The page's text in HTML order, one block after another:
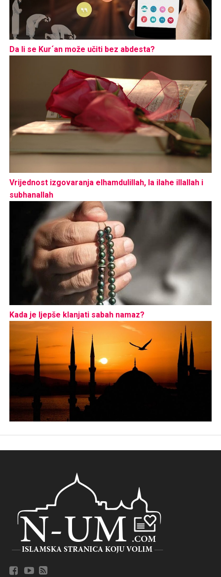
Da li se Kur´an može učiti bez abdesta?
Vrijednost izgovaranja elhamdulillah, la ilahe illallah i
subhanallah
Kada je ljepše klanjati sabah namaz?